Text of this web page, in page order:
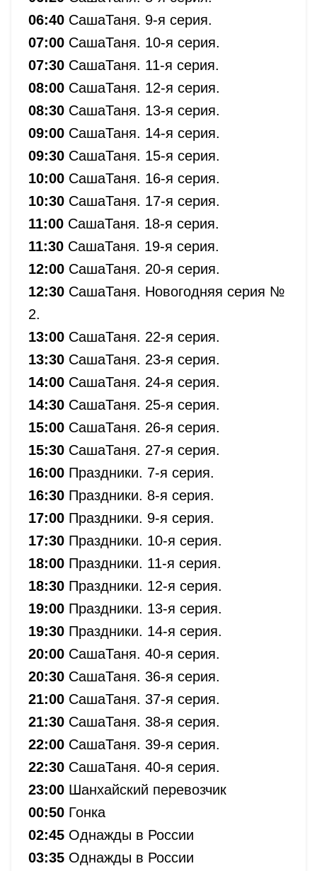
06:40 СашаТаня. 9-я серия.
07:00 СашаТаня. 10-я серия.
07:30 СашаТаня. 11-я серия.
08:00 СашаТаня. 12-я серия.
08:30 СашаТаня. 13-я серия.
09:00 СашаТаня. 14-я серия.
09:30 СашаТаня. 15-я серия.
10:00 СашаТаня. 16-я серия.
10:30 СашаТаня. 17-я серия.
11:00 СашаТаня. 18-я серия.
11:30 СашаТаня. 19-я серия.
12:00 СашаТаня. 20-я серия.
12:30 СашаТаня. Новогодняя серия №
2.
13:00 СашаТаня. 22-я серия.
13:30 СашаТаня. 23-я серия.
14:00 СашаТаня. 24-я серия.
14:30 СашаТаня. 25-я серия.
15:00 СашаТаня. 26-я серия.
15:30 СашаТаня. 27-я серия.
16:00 Праздники. 7-я серия.
16:30 Праздники. 8-я серия.
17:00 Праздники. 9-я серия.
17:30 Праздники. 10-я серия.
18:00 Праздники. 11-я серия.
18:30 Праздники. 12-я серия.
19:00 Праздники. 13-я серия.
19:30 Праздники. 14-я серия.
20:00 СашаТаня. 40-я серия.
20:30 СашаТаня. 36-я серия.
21:00 СашаТаня. 37-я серия.
21:30 СашаТаня. 38-я серия.
22:00 СашаТаня. 39-я серия.
22:30 СашаТаня. 40-я серия.
23:00 Шанхайский перевозчик
00:50 Гонка
02:45 Однажды в России
03:35 Однажды в России